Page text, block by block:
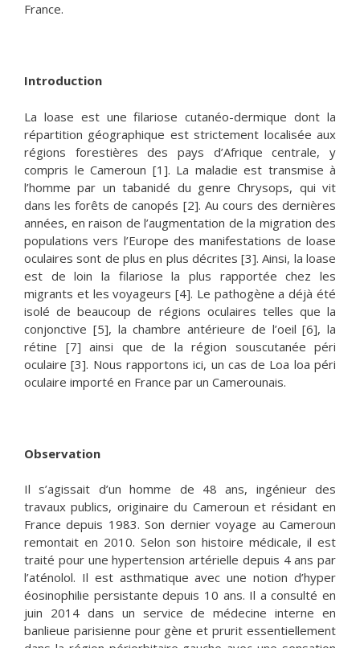
France.
Introduction
La loase est une filariose cutanéo-dermique dont la
répartition géographique est strictement localisée aux
régions forestières des pays d’Afrique centrale, y
compris le Cameroun [1]. La maladie est transmise à
l’homme par un tabanidé du genre Chrysops, qui vit
dans les forêts de canopés [2]. Au cours des dernières
années, en raison de l’augmentation de la migration des
populations vers l’Europe des manifestations de loase
oculaires sont de plus en plus décrites [3]. Ainsi, la loase
est de loin la filariose la plus rapportée chez les
migrants et les voyageurs [4]. Le pathogène a déjà été
isolé de beaucoup de régions oculaires telles que la
conjonctive [5], la chambre antérieure de l’oeil [6], la
rétine [7] ainsi que de la région souscutanée péri
oculaire [3]. Nous rapportons ici, un cas de Loa loa péri
oculaire importé en France par un Camerounais.
Observation
Il s’agissait d’un homme de 48 ans, ingénieur des
travaux publics, originaire du Cameroun et résidant en
France depuis 1983. Son dernier voyage au Cameroun
remontait en 2010. Selon son histoire médicale, il est
traité pour une hypertension artérielle depuis 4 ans par
l’aténolol. Il est asthmatique avec une notion d’hyper
éosinophilie persistante depuis 10 ans. Il a consulté en
juin 2014 dans un service de médecine interne en
banlieue parisienne pour gène et prurit essentiellement